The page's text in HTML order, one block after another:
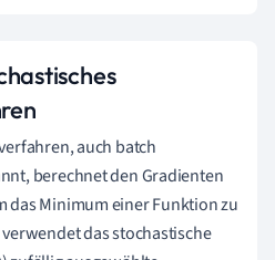
auch batch
berechnet den Gradienten
das Minimum einer Funktion zu
das stochastische